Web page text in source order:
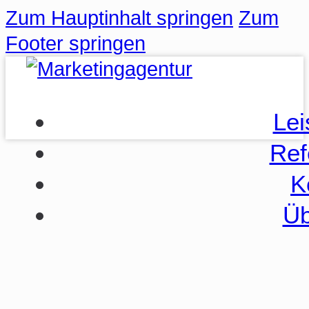
Zum Hauptinhalt springen Zum
Footer springen